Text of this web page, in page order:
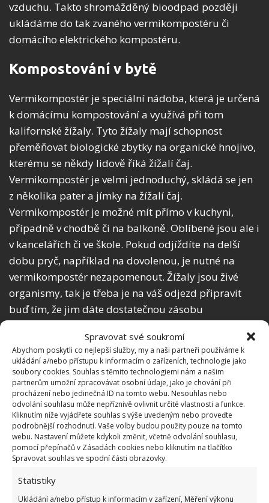
Spravovat své soukromí
Abychom poskytli co nejlepší služby, my a naši partneři používáme k
ukládání a/nebo přístupu k informacím o zařízeních, technologie jako
soubory cookies. Souhlas s těmito technologiemi nám a našim
partnerům umožní zpracovávat osobní údaje, jako je chování při
procházení nebo jedinečná ID na tomto webu. Nesouhlas nebo
odvolání souhlasu může nepříznivě ovlivnit určité vlastnosti a funkce.
Kliknutím níže vyjádřete souhlas s výše uvedeným nebo proveďte
podrobnější rozhodnutí. Vaše volby budou použity pouze na tomto
webu. Nastavení můžete kdykoli změnit, včetně odvolání souhlasu,
pomocí přepínačů v Zásadách cookies nebo kliknutím na tlačítko
Spravovat souhlas ve spodní části obrazovky.
Statistiky
Ukládání a/nebo přístup k informacím v zařízení, Měření výkonu
vzduchu. Takto shromážděný bioodpad později
ukládáme do tak zvaného vermikompostéru či
domácího elektrického kompostéru.
Kompostování v bytě
Vermikompostér je speciální nádoba, která je určená
k domácímu kompostování a využívá při tom
kalifornské žížaly. Tyto žížaly mají schopnost
přeměňovat biologické zbytky na organické hnojivo,
kterému se někdy lidově říká žížalí čaj.
Vermikompostér je velmi jednoduchý, skládá se jen
z několika pater a jímky na žížalí čaj.
Vermikompostér je možné mít přímo v kuchyni,
případně v chodbě či na balkoně. Oblíbené jsou ale i
v kancelářích či ve škole. Pokud odjíždíte na delší
dobu pryč, například na dovolenou, je nutné na
vermikompostér nezapomenout. Žížaly jsou živé
organismy, tak je třeba je na váš odjezd připravit
buď tím, že jim dáte dostatečnou zásobu
nepřítomnosti tak zvaně nakrmí. Jinak byste se mohli
vrátit domů a váš vermikompostér by byl bez žížal.
Další variantou jsou elektrické kuchyňské
kompostéry, které jsou velmi výkonné. Výsledný
materiál z kompostování je pak skvělým hnojivem,
které můžete přidat k běžnému substrátu do
květináčů s vašimi rostlinami.
Několik rad na závěr
Možná není špatné na závěr uvést několik informací